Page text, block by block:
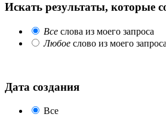
Искать результаты, которые
Все слова из моего запроса
Любое слово из моего запроса
Дата создания
Все